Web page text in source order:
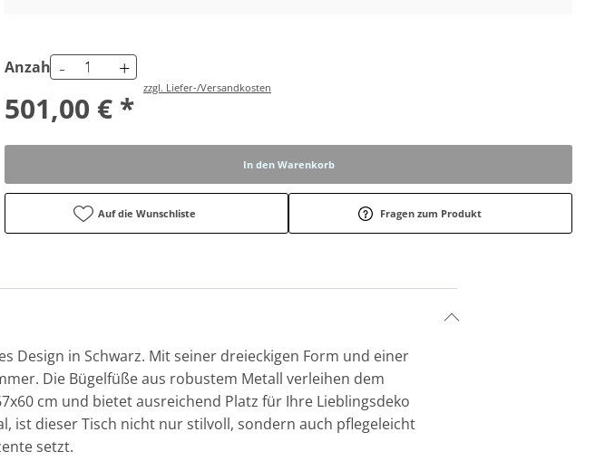
Anzahl - +
501,00 € *
zzgl. Liefer-/Versandkosten
In den Warenkorb
Auf die Wunschliste Fragen zum Produkt
Design in Schwarz. Mit seiner dreieckigen Form und einer
Die Bügelfüße aus robustem Metall verleihen dem
cm und bietet ausreichend Platz für Ihre Lieblingsdeko
ist dieser Tisch nicht nur stilvoll, sondern auch pflegeleicht
setzt.